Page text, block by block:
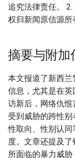
追究法律责任。
权归新闻原信源所
摘要与附加
本文报道了新西
信息，尤其是在英
访新后，网络仇恨
受到威胁的跨性
性取向、性别认
度。文章还提及了
所面临的暴力威